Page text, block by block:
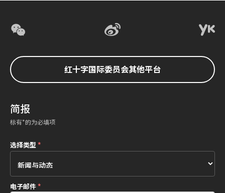
红十字国际委员会其他平台
简报
标有*的为必填项
选择类型*
电子邮件*